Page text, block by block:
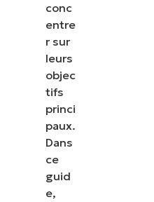
conc
entre
r sur
leurs
objec
tifs
princi
paux.
Dans
ce
guid
e,